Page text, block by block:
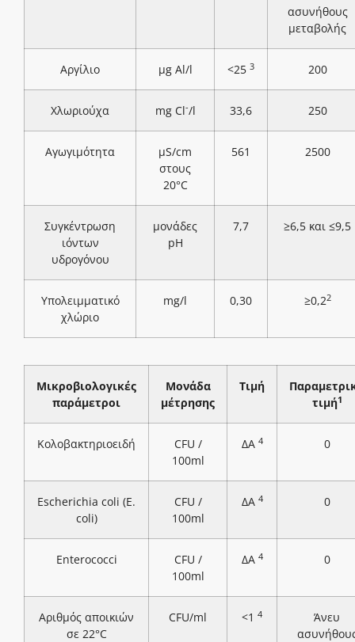
ασυνήθους
μεταβολής
Αργίλιο μg Al/l <25 3 200
Χλωριούχα mg Cl-/l 33,6 250
Αγωγιμότητα
μS/cm
στους
20°C
561 2500
Συγκέντρωση
ιόντων
υδρογόνου
μονάδες
pH
7,7 ≥6,5 και ≤9,5
Υπολειμματικό
χλώριο
mg/l 0,30 ≥0,22
Μικροβιολογικές
παράμετροι
Μονάδα
μέτρησης
Τιμή
τιμή1
Κολοβακτηριοειδή
CFU /
100ml
ΔΑ 4 0
Escherichia coli (E.
coli)
CFU /
100ml
ΔΑ 4 0
Enterococci
CFU /
100ml
ΔΑ 4 0
Αριθμός αποικιών
σε 22°C
CFU/ml <1 4
Άνευ